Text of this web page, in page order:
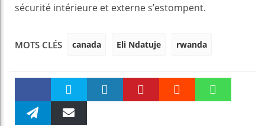
sécurité intérieure et externe s’estompent.
MOTS CLÉS canada Eli Ndatuje rwanda
Faceboo Twitter